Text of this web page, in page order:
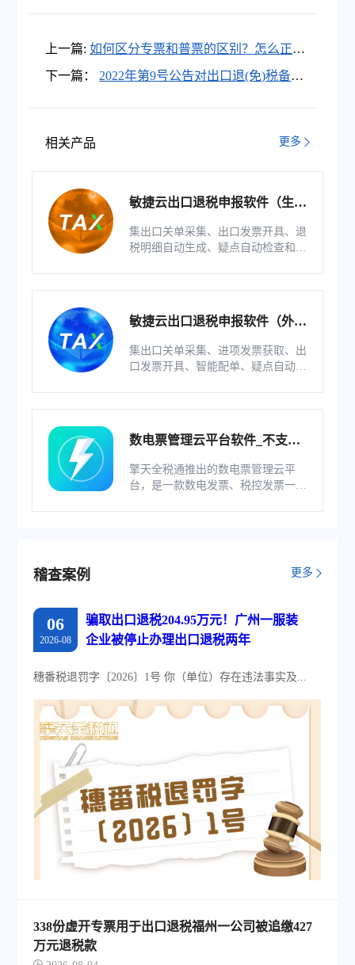
上一篇: 如何区分专票和普票的区别？怎么正确
开具专票和普票？
下一篇：
2022年第9号公告对出口退(免)税备案
相关产品 更多
敏捷云出口退税申报软件（生产
集出口关单采集、出口发票开具、退
税明细自动生成、疑点自动检查和调
敏捷云出口退税申报软件（外贸
集出口关单采集、进项发票获取、出
口发票开具、智能配单、疑点自动检
数电票管理云平台软件_不支持
擎天全税通推出的数电票管理云平
台，是一款数电发票、税控发票一体
稽查案例 更多
06
2026-08
骗取出口退税204.95万元！广州一服装
企业被停止办理出口退税两年
穗番税退罚字〔2026〕1号 你（单位）存在违法事实及...
338份虚开专票用于出口退税福州一公司被追缴427
万元退税款